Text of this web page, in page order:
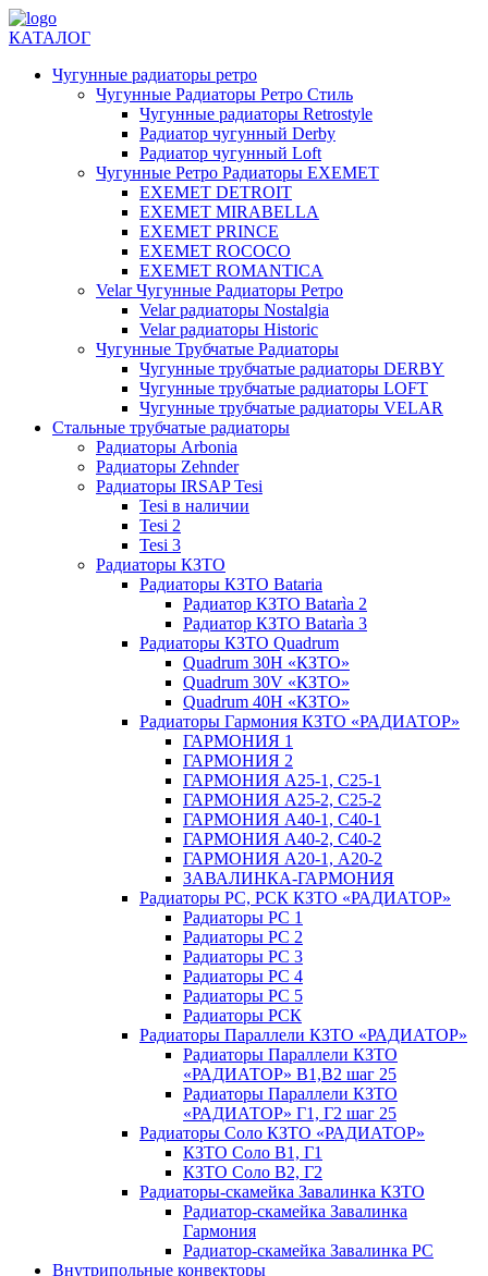
КАТАЛОГ
Чугунные радиаторы ретро
Чугунные Радиаторы Ретро Стиль
Чугунные радиаторы Retrostyle
Радиатор чугунный Derby
Радиатор чугунный Loft
Чугунные Ретро Радиаторы EXEMET
EXEMET DETROIT
EXEMET MIRABELLA
EXEMET PRINCE
EXEMET ROCOCO
EXEMET ROMANTICA
Velar Чугунные Радиаторы Ретро
Velar радиаторы Nostalgia
Velar радиаторы Historic
Чугунные Трубчатые Радиаторы
Чугунные трубчатые радиаторы DERBY
Чугунные трубчатые радиаторы LOFT
Чугунные трубчатые радиаторы VELAR
Стальные трубчатые радиаторы
Радиаторы Arbonia
Радиаторы Zehnder
Радиаторы IRSAP Tesi
Tesi в наличии
Tesi 2
Tesi 3
Радиаторы КЗТО
Радиаторы КЗТО Bataria
Радиатор КЗТО Batarìa 2
Радиатор КЗТО Batarìa 3
Радиаторы КЗТО Quadrum
Quadrum 30H «КЗТО»
Quadrum 30V «КЗТО»
Quadrum 40H «КЗТО»
Радиаторы Гармония КЗТО «РАДИАТОР»
ГАРМОНИЯ 1
ГАРМОНИЯ 2
ГАРМОНИЯ А25-1, С25-1
ГАРМОНИЯ А25-2, С25-2
ГАРМОНИЯ А40-1, С40-1
ГАРМОНИЯ А40-2, С40-2
ГАРМОНИЯ А20-1, А20-2
ЗАВАЛИНКА-ГАРМОНИЯ
Радиаторы РС, РСК КЗТО «РАДИАТОР»
Радиаторы РС 1
Радиаторы РС 2
Радиаторы РС 3
Радиаторы РС 4
Радиаторы РС 5
Радиаторы РСК
Радиаторы Параллели КЗТО «РАДИАТОР»
Радиаторы Параллели КЗТО
«РАДИАТОР» В1,В2 шаг 25
Радиаторы Параллели КЗТО
«РАДИАТОР» Г1, Г2 шаг 25
Радиаторы Соло КЗТО «РАДИАТОР»
КЗТО Соло В1, Г1
КЗТО Соло В2, Г2
Радиаторы-скамейка Завалинка КЗТО
Радиатор-скамейка Завалинка
Гармония
Радиатор-скамейка Завалинка РС
Внутрипольные конвекторы